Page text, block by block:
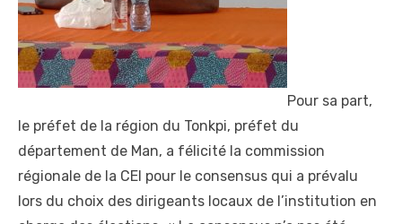
Pour sa part,
le préfet de la région du Tonkpi, préfet du
département de Man, a félicité la commission
régionale de la CEI pour le consensus qui a prévalu
lors du choix des dirigeants locaux de l’institution en